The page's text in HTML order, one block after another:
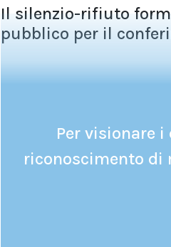
Il silenzio-rifiuto
pubblico per il
Per visionare
riconoscimento di